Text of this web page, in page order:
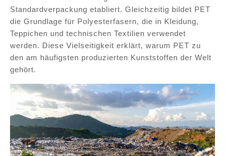
Standardverpackung etabliert. Gleichzeitig bildet PET
die Grundlage für Polyesterfasern, die in Kleidung,
Teppichen und technischen Textilien verwendet
werden. Diese Vielseitigkeit erklärt, warum PET zu
den am häufigsten produzierten Kunststoffen der Welt
gehört.